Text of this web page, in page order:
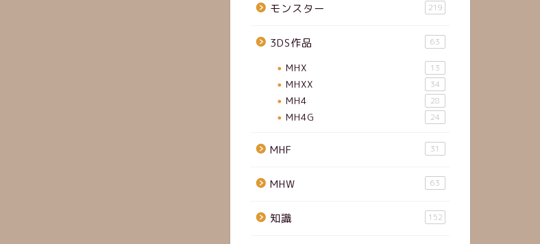
モンスター 219
3DS作品 63
MHX 13
MHXX 34
MH4 28
MH4G 24
MHF 31
MHW 63
知識 152